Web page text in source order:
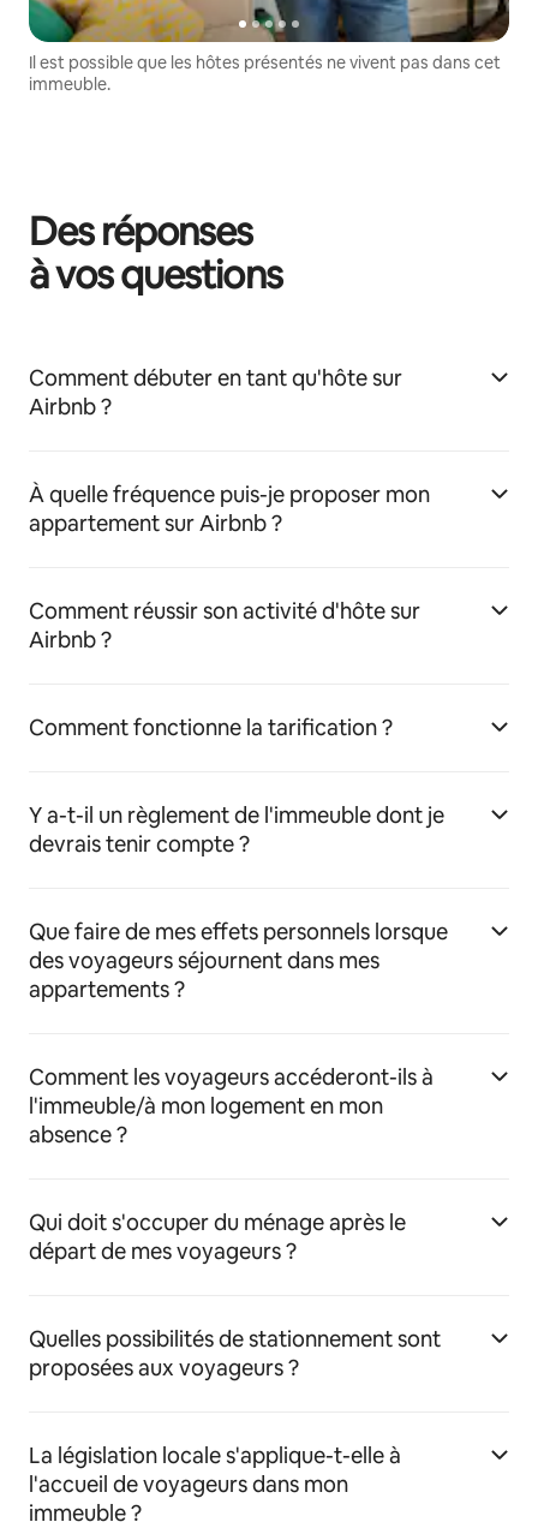
Il est possible que les hôtes présentés ne vivent pas dans cet
immeuble.
Des réponses
à vos questions
Comment débuter en tant qu'hôte sur
Airbnb ?
À quelle fréquence puis-je proposer mon
appartement sur Airbnb ?
Comment réussir son activité d'hôte sur
Airbnb ?
Comment fonctionne la tarification ?
Y a-t-il un règlement de l'immeuble dont je
devrais tenir compte ?
Que faire de mes effets personnels lorsque
des voyageurs séjournent dans mes
appartements ?
Comment les voyageurs accéderont-ils à
l'immeuble/à mon logement en mon
absence ?
Qui doit s'occuper du ménage après le
départ de mes voyageurs ?
Quelles possibilités de stationnement sont
proposées aux voyageurs ?
La législation locale s'applique-t-elle à
l'accueil de voyageurs dans mon
immeuble ?